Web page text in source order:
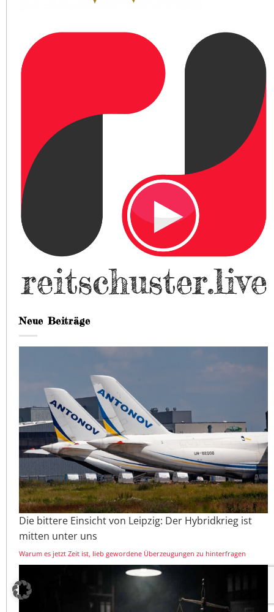
Neue Beiträge
Die bittere Einsicht von Leipzig: Der Hybridkrieg ist
mitten unter uns
Warum es jetzt Zeit ist, lieb gewordene Überzeugungen zu hinterfragen